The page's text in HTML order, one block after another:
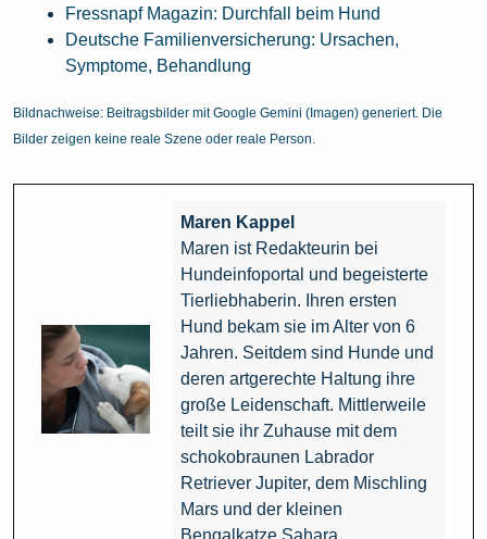
Fressnapf Magazin: Durchfall beim Hund
Deutsche Familienversicherung: Ursachen,
Symptome, Behandlung
Bildnachweise: Beitragsbilder mit Google Gemini (Imagen) generiert. Die
Bilder zeigen keine reale Szene oder reale Person.
Maren Kappel
Maren ist Redakteurin bei
Hundeinfoportal und begeisterte
Tierliebhaberin. Ihren ersten
Hund bekam sie im Alter von 6
Jahren. Seitdem sind Hunde und
deren artgerechte Haltung ihre
große Leidenschaft. Mittlerweile
teilt sie ihr Zuhause mit dem
schokobraunen Labrador
Retriever Jupiter, dem Mischling
Mars und der kleinen
Bengalkatze Sahara.